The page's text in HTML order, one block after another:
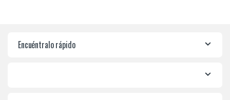
Encuéntralo rápido